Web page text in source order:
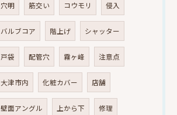
穴明 筋交い コウモリ 侵入
バルブコア 階上げ シャッター
戸袋 配管穴 霧ヶ峰 注意点
大津市内 化粧カバー 店舗
壁面アングル 上から下 修理